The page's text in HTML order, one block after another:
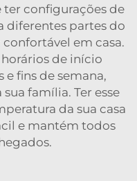
ter configurações de
diferentes partes do
em casa.
de início
fins de semana,
família. Ter esse
da sua casa
e mantém todos